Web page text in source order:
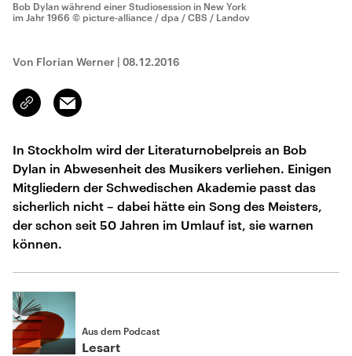
Bob Dylan während einer Studiosession in New York
im Jahr 1966 © picture-alliance / dpa / CBS / Landov
Von Florian Werner | 08.12.2016
Link
kopieren/teilen
Email
In Stockholm wird der Literaturnobelpreis an Bob
Dylan in Abwesenheit des Musikers verliehen. Einigen
Mitgliedern der Schwedischen Akademie passt das
sicherlich nicht – dabei hätte ein Song des Meisters,
der schon seit 50 Jahren im Umlauf ist, sie warnen
können.
Aus dem Podcast
Lesart